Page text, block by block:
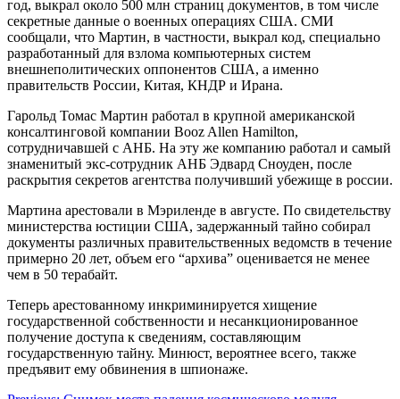
год, выкрал около 500 млн страниц документов, в том числе
секретные данные о военных операциях США. СМИ
сообщали, что Мартин, в частности, выкрал код, специально
разработанный для взлома компьютерных систем
внешнеполитических оппонентов США, а именно
правительств России, Китая, КНДР и Ирана.
Гарольд Томас Мартин работал в крупной американской
консалтинговой компании Booz Allen Hamilton,
сотрудничавшей с АНБ. На эту же компанию работал и самый
знаменитый экс-сотрудник АНБ Эдвард Сноуден, после
раскрытия секретов агентства получивший убежище в россии.
Мартина арестовали в Мэриленде в августе. По свидетельству
министерства юстиции США, задержанный тайно собирал
документы различных правительственных ведомств в течение
примерно 20 лет, объем его “архива” оценивается не менее
чем в 50 терабайт.
Теперь арестованному инкриминируется хищение
государственной собственности и несанкционированное
получение доступа к сведениям, составляющим
государственную тайну. Минюст, вероятнее всего, также
предъявит ему обвинения в шпионаже.